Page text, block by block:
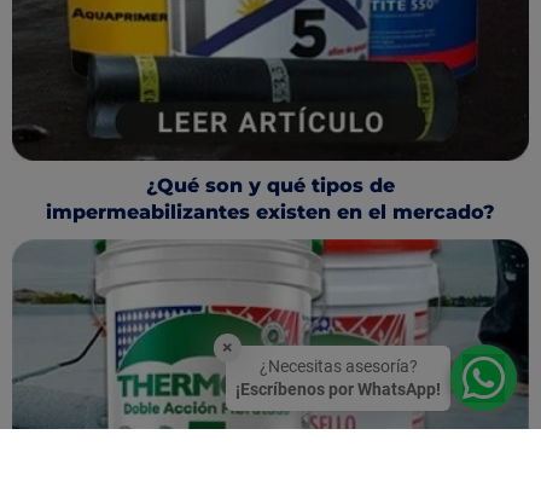
¿Qué son y qué tipos de
impermeabilizantes existen en el mercado?
×
¿Necesitas asesoría?
¡Escríbenos por WhatsApp!